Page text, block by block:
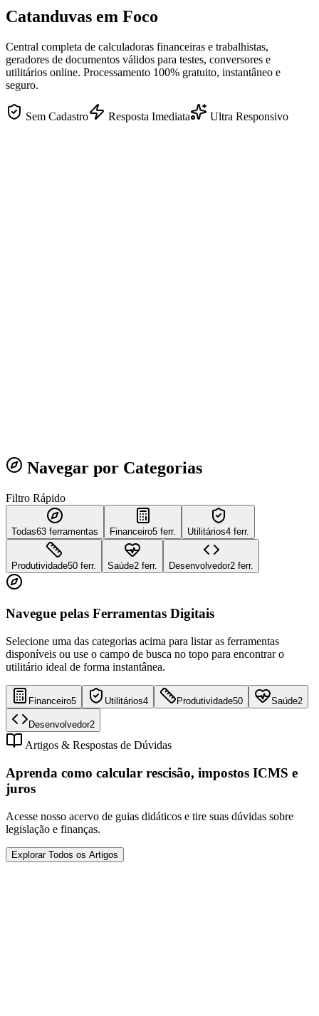
Catanduvas em Foco
Central completa de calculadoras financeiras e trabalhistas,
geradores de documentos válidos para testes, conversores e
utilitários online. Processamento 100% gratuito, instantâneo e
seguro.
Sem Cadastro Resposta Imediata Ultra Responsivo
Navegar por Categorias
Filtro Rápido
Todas63 ferramentas Financeiro5 ferr. Utilitários4 ferr.
Produtividade50 ferr. Saúde2 ferr. Desenvolvedor2 ferr.
Navegue pelas Ferramentas Digitais
Selecione uma das categorias acima para listar as ferramentas
disponíveis ou use o campo de busca no topo para encontrar o
utilitário ideal de forma instantânea.
Financeiro5 Utilitários4 Produtividade50 Saúde2
Desenvolvedor2
Artigos & Respostas de Dúvidas
Aprenda como calcular rescisão, impostos ICMS e
juros
Acesse nosso acervo de guias didáticos e tire suas dúvidas sobre
legislação e finanças.
Explorar Todos os Artigos